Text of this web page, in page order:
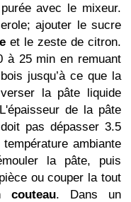
avec le mixeur.
ajouter le sucre
et le zeste de citron.
à 25 min en remuant
jusqu’à ce que la
la pâte liquide
de la pâte
pas dépasser 3.5
ambiante
la pâte, puis
oucouper la tout
couteau. Dans un